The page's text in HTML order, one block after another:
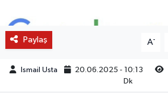
Paylaş A-
Ismail Usta 20.06.2025 - 10:13
Dk